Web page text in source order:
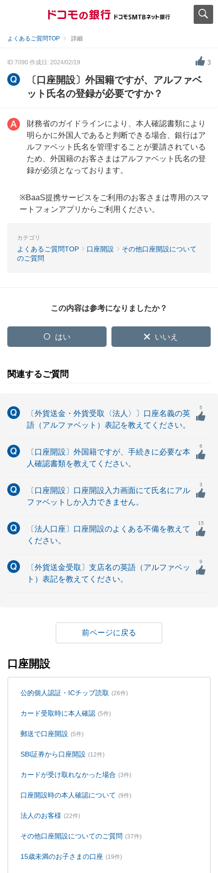
よくあるご質問TOP 詳細
ID:7090 作成日: 2024/02/19 3
〔口座開設〕外国籍ですが、アルファベ
ット氏名の登録が必要ですか？
財務省のガイドラインにより、本人確認書類により
明らかに外国人であると判断できる場合、銀行はア
ルファベット氏名を管理することが要請されている
ため、外国籍のお客さまはアルファベット氏名の登
録が必須となっております。
※BaaS提携サービスをご利用のお客さまは専用のスマ
ートフォンアプリからご利用ください。
カテゴリ
よくあるご質問TOP 口座開設
その他口座開設について
のご質問
この内容は参考になりましたか？
はい いいえ
関連するご質問
〔外貨送金・外貨受取〈法人〉〕口座名義の英
語（アルファベット）表記を教えてください。
5
〔口座開設〕外国籍ですが、手続きに必要な本
人確認書類を教えてください。
6
〔口座開設〕口座開設入力画面にて氏名にアル
ファベットしか入力できません。
3
〔法人口座〕口座開設のよくある不備を教えて
ください。
15
〔外貨送金受取〕支店名の英語（アルファベッ
ト）表記を教えてください。
9
戻る
口座開設
公的個人認証・ICチップ読取 (26件)
カード受取時に本人確認 (5件)
郵送で口座開設 (5件)
SBI証券から口座開設 (12件)
カードが受け取れなかった場合 (3件)
口座開設時の本人確認について (9件)
法人のお客様 (22件)
その他口座開設についてのご質問 (37件)
15歳未満のお子さまの口座 (19件)